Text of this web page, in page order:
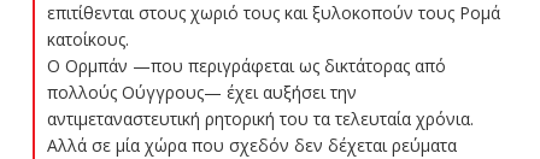
επιτίθενται στους χωριό τους και ξυλοκοπούν τους Ρομά
κατοίκους.
Ο Ορμπάν —που περιγράφεται ως δικτάτορας από
πολλούς Ούγγρους— έχει αυξήσει την
αντιμεταναστευτική ρητορική του τα τελευταία χρόνια.
Αλλά σε μία χώρα που σχεδόν δεν δέχεται ρεύματα